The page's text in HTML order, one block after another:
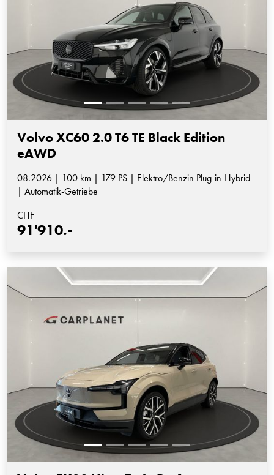
Volvo XC60 2.0 T6 TE Black Edition
eAWD
08.2026 | 100 km | 179 PS | Elektro/Benzin Plug-in-Hybrid
| Automatik-Getriebe
CHF
91'910.-